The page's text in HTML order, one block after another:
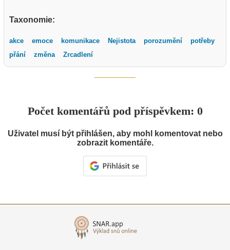
Taxonomie:
akce emoce komunikace Nejistota porozumění
potřeby
přání
změna Zrcadlení
Počet komentářů pod příspěvkem: 0
Uživatel musí být přihlášen, aby mohl komentovat nebo
zobrazit komentáře.